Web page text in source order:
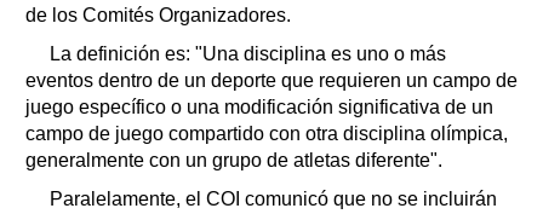
de los Comités Organizadores.
La definición es: "Una disciplina es uno o más
eventos dentro de un deporte que requieren un campo de
juego específico o una modificación significativa de un
campo de juego compartido con otra disciplina olímpica,
generalmente con un grupo de atletas diferente".
Paralelamente, el COI comunicó que no se incluirán